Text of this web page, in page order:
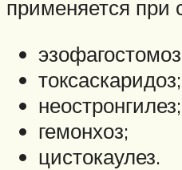
применяется при
токсаскаридоз;
неостронгилез;
гемонхоз;
цистокаулез.